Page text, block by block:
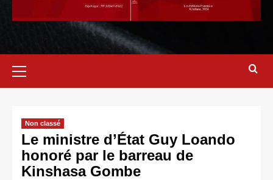
Non classé
Le ministre d’État Guy Loando
honoré par le barreau de
Kinshasa Gombe